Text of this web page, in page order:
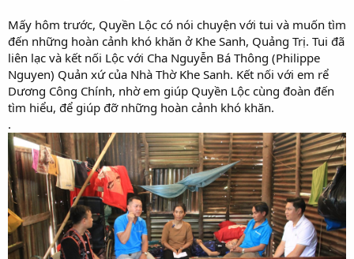
Mấy hôm trước, Quyền Lộc có nói chuyện với tui và muốn tìm
đến những hoàn cảnh khó khăn ở Khe Sanh, Quảng Trị. Tui đã
liên lạc và kết nối Lộc với Cha Nguyễn Bá Thông (Philippe
Nguyen) Quản xứ của Nhà Thờ Khe Sanh. Kết nối với em rể
Dương Công Chính, nhờ em giúp Quyền Lộc cùng đoàn đến
tìm hiểu, để giúp đỡ những hoàn cảnh khó khăn.
.